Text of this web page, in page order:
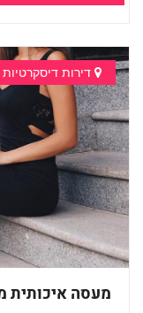
דירות
מעסה איכותית